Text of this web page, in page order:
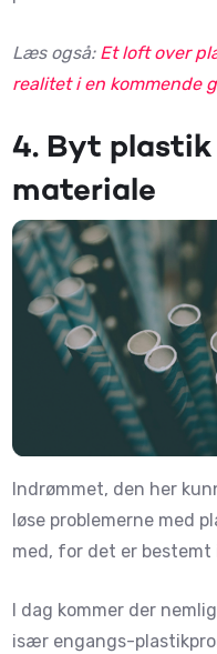
Læs også: Et loft over
realitet i en kommende
4. Byt plastik
materiale
Indrømmet, den her
løse problemerne med
med, for det er bestemt
I dag kommer der
især engangs-